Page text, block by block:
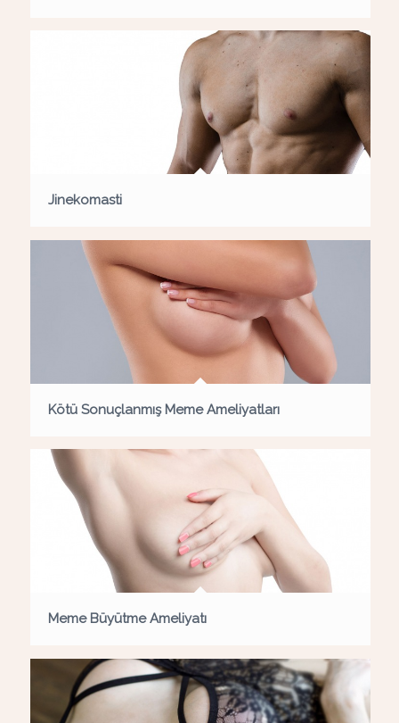
Jinekomasti
Kötü Sonuçlanmış Meme Ameliyatları
Meme Büyütme Ameliyatı